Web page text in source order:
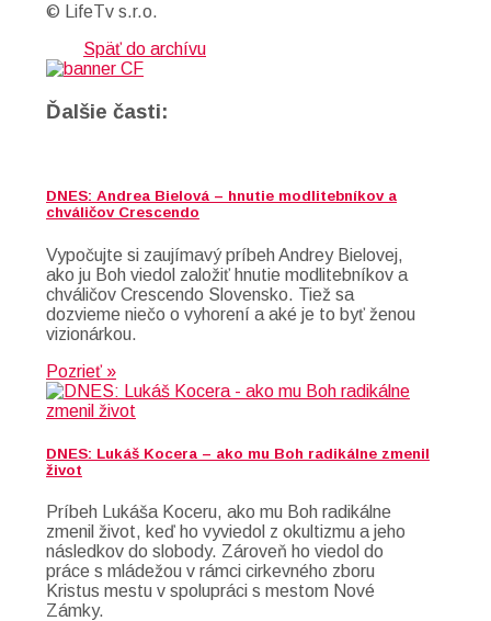
© LifeTv s.r.o.
Späť do archívu
Ďalšie časti:
DNES: Andrea Bielová – hnutie modlitebníkov a
chváličov Crescendo
Vypočujte si zaujímavý príbeh Andrey Bielovej,
ako ju Boh viedol založiť hnutie modlitebníkov a
chváličov Crescendo Slovensko. Tiež sa
dozvieme niečo o vyhorení a aké je to byť ženou
vizionárkou.
Pozrieť »
DNES: Lukáš Kocera – ako mu Boh radikálne zmenil
život
Príbeh Lukáša Koceru, ako mu Boh radikálne
zmenil život, keď ho vyviedol z okultizmu a jeho
následkov do slobody. Zároveň ho viedol do
práce s mládežou v rámci cirkevného zboru
Kristus mestu v spolupráci s mestom Nové
Zámky.